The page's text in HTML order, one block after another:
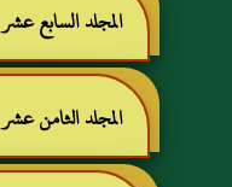
المجلد السابع عشر
المجلد الثامن عشر